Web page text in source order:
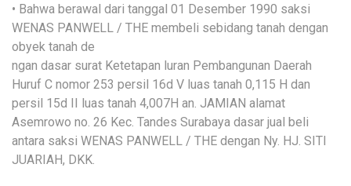
• Bahwa berawal dari tanggal 01 Desember 1990 saksi
WENAS PANWELL / THE membeli sebidang tanah dengan
obyek tanah de
ngan dasar surat Ketetapan luran Pembangunan Daerah
Huruf C nomor 253 persil 16d V luas tanah 0,115 H dan
persil 15d II luas tanah 4,007H an. JAMIAN alamat
Asemrowo no. 26 Kec. Tandes Surabaya dasar jual beli
antara saksi WENAS PANWELL / THE dengan Ny. HJ. SITI
JUARIAH, DKK.